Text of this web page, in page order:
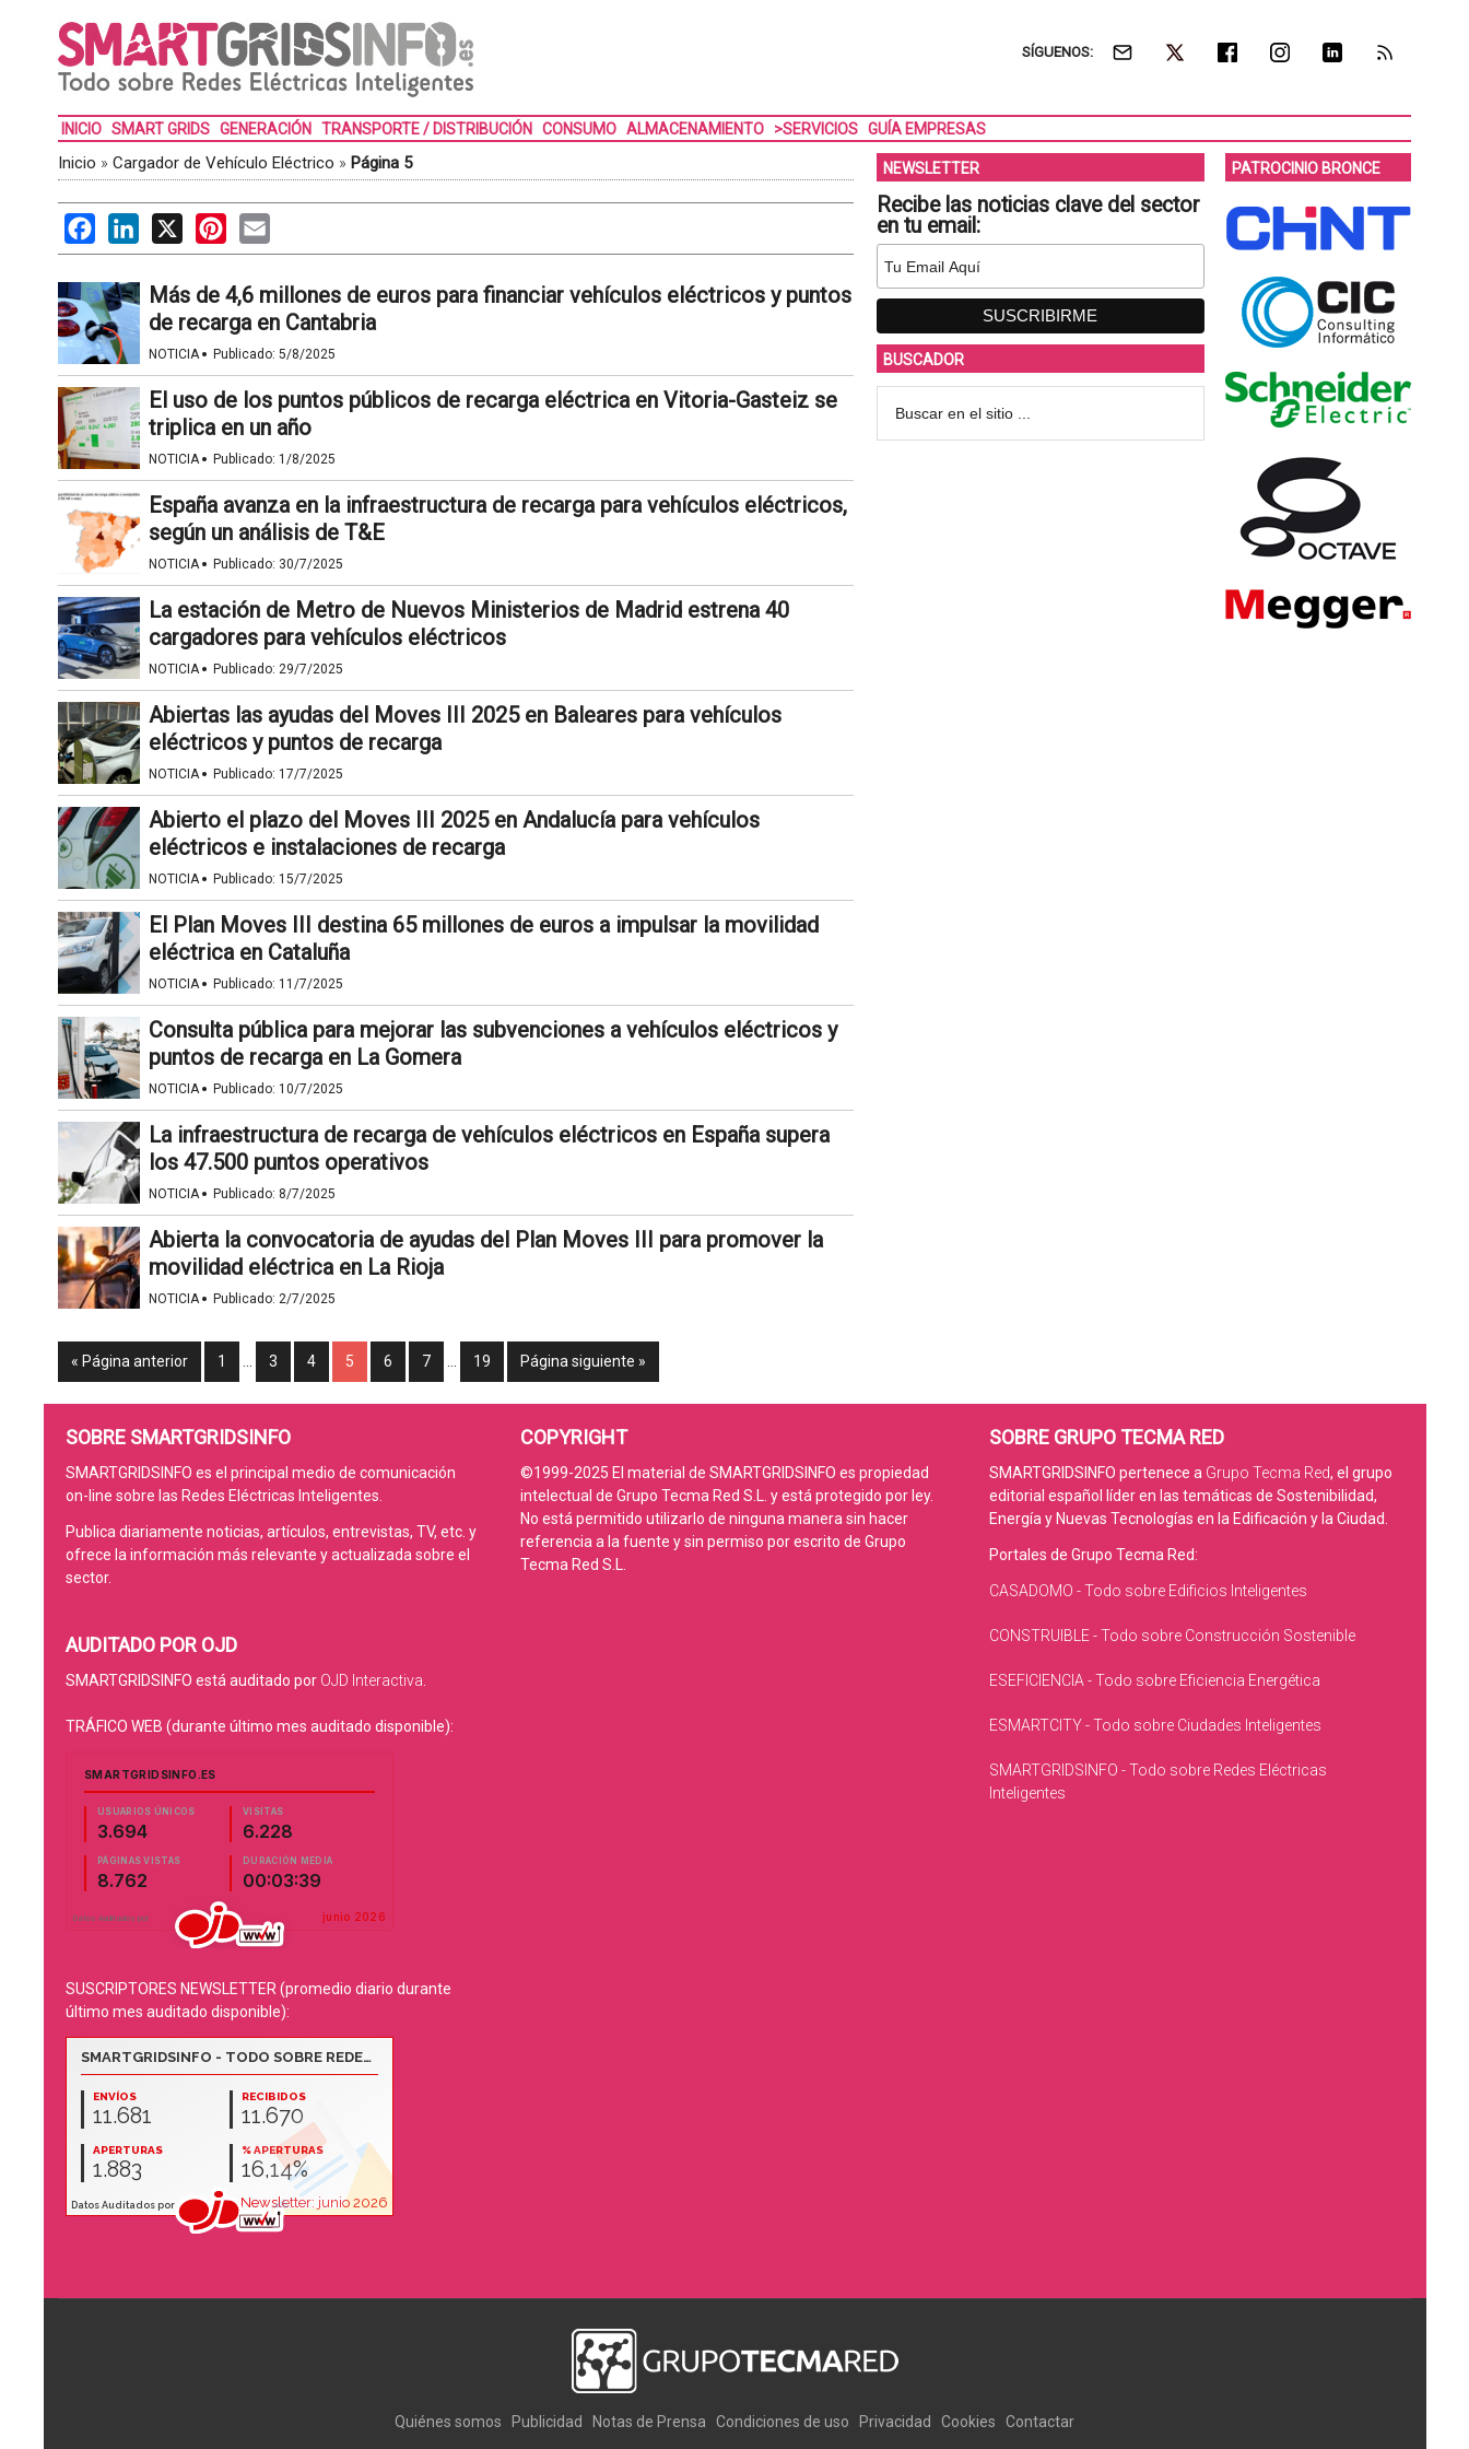
SÍGUENOS:
INICIO SMART GRIDS GENERACIÓN TRANSPORTE / DISTRIBUCIÓN CONSUMO ALMACENAMIENTO >SERVICIOS GUÍA EMPRESAS
Inicio » Cargador de Vehículo Eléctrico » Página 5
FacebookLinkedIn
X PinterestEmail
Más de 4,6 millones de euros para financiar vehículos eléctricos y puntos
de recarga en Cantabria
NOTICIA· Publicado: 5/8/2025
El uso de los puntos públicos de recarga eléctrica en Vitoria-Gasteiz se
triplica en un año
NOTICIA· Publicado: 1/8/2025
España avanza en la infraestructura de recarga para vehículos eléctricos,
según un análisis de T&E
NOTICIA· Publicado: 30/7/2025
La estación de Metro de Nuevos Ministerios de Madrid estrena 40
cargadores para vehículos eléctricos
NOTICIA· Publicado: 29/7/2025
Abiertas las ayudas del Moves III 2025 en Baleares para vehículos
eléctricos y puntos de recarga
NOTICIA· Publicado: 17/7/2025
Abierto el plazo del Moves III 2025 en Andalucía para vehículos
eléctricos e instalaciones de recarga
NOTICIA· Publicado: 15/7/2025
El Plan Moves III destina 65 millones de euros a impulsar la movilidad
eléctrica en Cataluña
NOTICIA· Publicado: 11/7/2025
Consulta pública para mejorar las subvenciones a vehículos eléctricos y
puntos de recarga en La Gomera
NOTICIA· Publicado: 10/7/2025
La infraestructura de recarga de vehículos eléctricos en España supera
los 47.500 puntos operativos
NOTICIA· Publicado: 8/7/2025
Abierta la convocatoria de ayudas del Plan Moves III para promover la
movilidad eléctrica en La Rioja
NOTICIA· Publicado: 2/7/2025
« Página anterior 1 3 4 5 6 7 19 Página siguiente »
NEWSLETTER
Recibe las noticias clave del sector
en tu email:
BUSCADOR
PATROCINIO BRONCE
SOBRE SMARTGRIDSINFO
SMARTGRIDSINFO es el principal medio de comunicación
on-line sobre las Redes Eléctricas Inteligentes.
Publica diariamente noticias, artículos, entrevistas, TV, etc. y
ofrece la información más relevante y actualizada sobre el
sector.
AUDITADO POR OJD
SMARTGRIDSINFO está auditado por OJD Interactiva
TRÁFICO WEB (durante último mes auditado disponible):
SUSCRIPTORES NEWSLETTER (promedio diario durante
último mes auditado disponible):
COPYRIGHT
©1999-2025 El material de SMARTGRIDSINFO es propiedad
intelectual de Grupo Tecma Red S.L. y está protegido por ley.
No está permitido utilizarlo de ninguna manera sin hacer
referencia a la fuente y sin permiso por escrito de Grupo
Tecma Red S.L.
SOBRE GRUPO TECMA RED
SMARTGRIDSINFO pertenece a Grupo Tecma Red, el grupo
editorial español líder en las temáticas de Sostenibilidad,
Energía y Nuevas Tecnologías en la Edificación y la Ciudad.
Portales de Grupo Tecma Red:
CASADOMO - Todo sobre Edificios Inteligentes
CONSTRUIBLE - Todo sobre Construcción Sostenible
ESEFICIENCIA - Todo sobre Eficiencia Energética
ESMARTCITY - Todo sobre Ciudades Inteligentes
SMARTGRIDSINFO - Todo sobre Redes Eléctricas
Inteligentes
Quiénes somos Publicidad Notas de Prensa Condiciones de uso Privacidad Cookies Contactar